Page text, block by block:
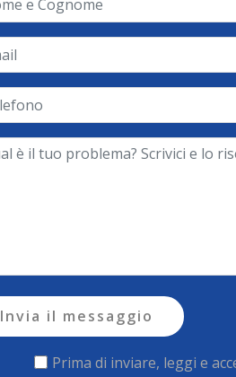
Invia il messaggio
Prima di inviare, leggi e